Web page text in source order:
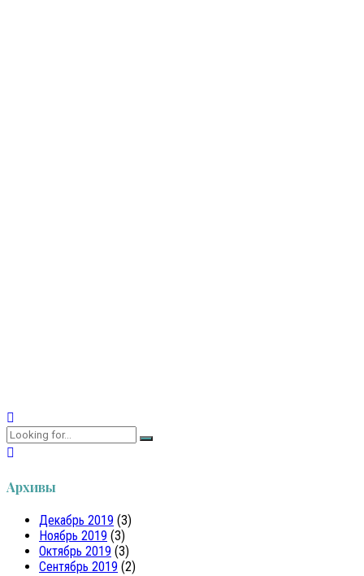
Архивы
Декабрь 2019 (3)
Ноябрь 2019 (3)
Октябрь 2019 (3)
Сентябрь 2019 (2)